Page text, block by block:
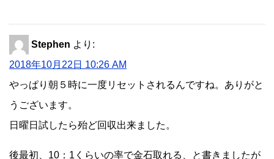
Stephen より:
2018年10月22日 10:26 AM
やっぱり朝５時に一度リセットされるんですね。ありがと
うございます。
日曜日試したら殆ど回収出来ました。
後最初、10：1くらいの率で金石取れる、と書きましたが